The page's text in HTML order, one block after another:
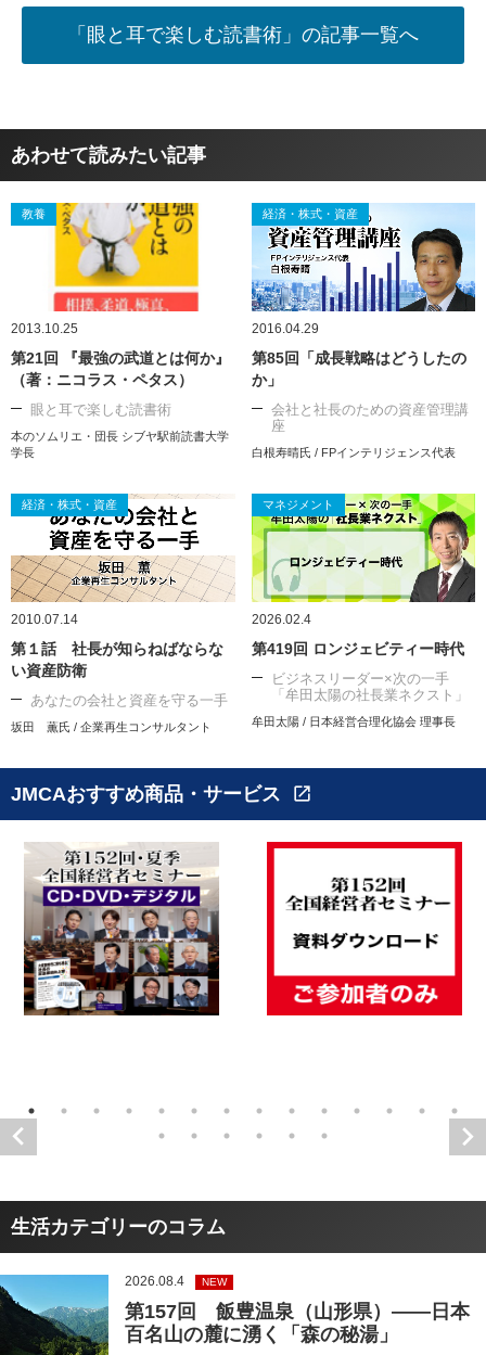
「眼と耳で楽しむ読書術」の記事一覧へ
あわせて読みたい記事
教養
2013.10.25
第21回 『最強の武道とは何か』
（著：ニコラス・ペタス）
眼と耳で楽しむ読書術
本のソムリエ・団長 シブヤ駅前読書大学
学長
経済・株式・資産
2016.04.29
第85回「成長戦略はどうしたの
か」
会社と社長のための資産管理講
座
白根寿晴氏 / FPインテリジェンス代表
経済・株式・資産
2010.07.14
第１話 社長が知らねばならな
い資産防衛
あなたの会社と資産を守る一手
坂田 薫氏 / 企業再生コンサルタント
マネジメント
2026.02.4
第419回 ロンジェビティー時代
ビジネスリーダー×次の一手
「牟田太陽の社長業ネクスト」
牟田太陽 / 日本経営合理化協会 理事長
JMCAおすすめ商品・サービス open_in_new
生活カテゴリーのコラム
2026.08.4 NEW
第157回 飯豊温泉（山形県）――日本
百名山の麓に湧く「森の秘湯」